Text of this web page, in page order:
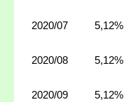
2020/07 5,12%
2020/08 5,12%
2020/09 5,12%